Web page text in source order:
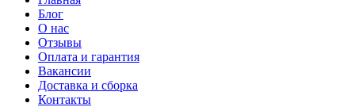
Блог
О нас
Отзывы
Оплата и гарантия
Вакансии
Доставка и сборка
Контакты